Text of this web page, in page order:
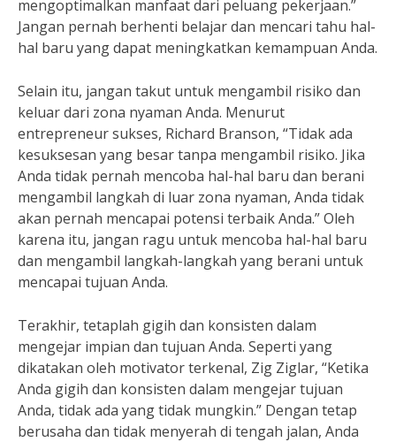
mengoptimalkan manfaat dari peluang pekerjaan.”
Jangan pernah berhenti belajar dan mencari tahu hal-
hal baru yang dapat meningkatkan kemampuan Anda.
Selain itu, jangan takut untuk mengambil risiko dan
keluar dari zona nyaman Anda. Menurut
entrepreneur sukses, Richard Branson, “Tidak ada
kesuksesan yang besar tanpa mengambil risiko. Jika
Anda tidak pernah mencoba hal-hal baru dan berani
mengambil langkah di luar zona nyaman, Anda tidak
akan pernah mencapai potensi terbaik Anda.” Oleh
karena itu, jangan ragu untuk mencoba hal-hal baru
dan mengambil langkah-langkah yang berani untuk
mencapai tujuan Anda.
Terakhir, tetaplah gigih dan konsisten dalam
mengejar impian dan tujuan Anda. Seperti yang
dikatakan oleh motivator terkenal, Zig Ziglar, “Ketika
Anda gigih dan konsisten dalam mengejar tujuan
Anda, tidak ada yang tidak mungkin.” Dengan tetap
berusaha dan tidak menyerah di tengah jalan, Anda